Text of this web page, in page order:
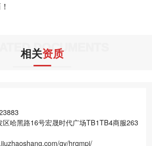
DOCUMENTS
相关资质
区哈黑路16号宏晟时代广场TB1TB4商服263
qy/hrqmpj/